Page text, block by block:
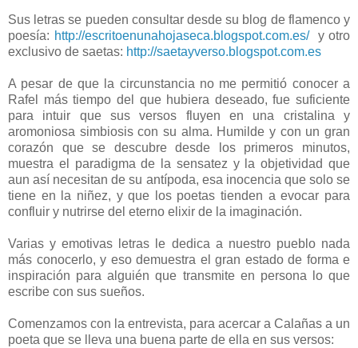
Sus letras se pueden consultar desde su blog de flamenco y
poesía: http://escritoenunahojaseca.blogspot.com.es/ y otro
exclusivo de saetas: http://saetayverso.blogspot.com.es
A pesar de que la circunstancia no me permitió conocer a
Rafel más tiempo del que hubiera deseado, fue suficiente
para intuir que sus versos fluyen en una cristalina y
aromoniosa simbiosis con su alma. Humilde y con un gran
corazón que se descubre desde los primeros minutos,
muestra el paradigma de la sensatez y la objetividad que
aun así necesitan de su antípoda, esa inocencia que solo se
tiene en la niñez, y que los poetas tienden a evocar para
confluir y nutrirse del eterno elixir de la imaginación.
Varias y emotivas letras le dedica a nuestro pueblo nada
más conocerlo, y eso demuestra el gran estado de forma e
inspiración para alguién que transmite en persona lo que
escribe con sus sueños.
Comenzamos con la entrevista, para acercar a Calañas a un
poeta que se lleva una buena parte de ella en sus versos: